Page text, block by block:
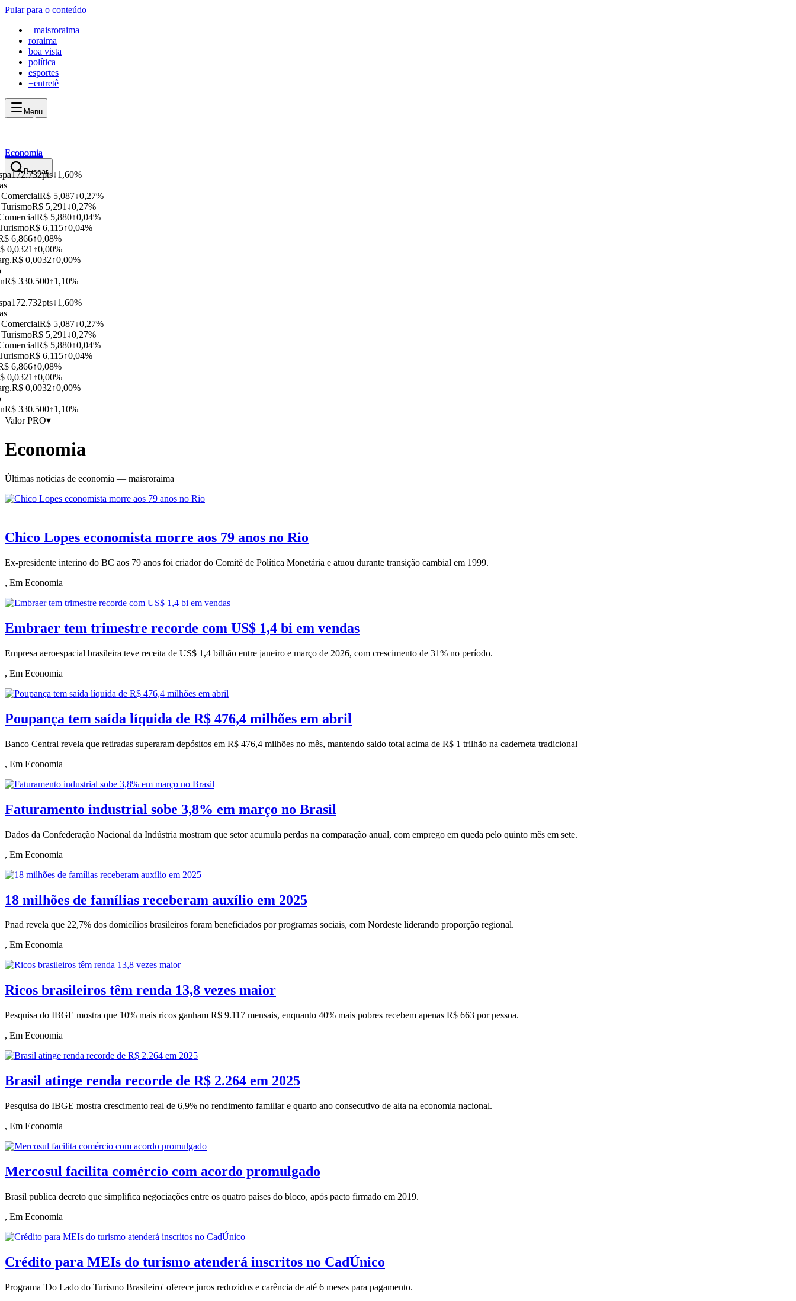
Pular para o conteúdo
+maisroraima
roraima
boa vista
política
esportes
+entretê
Menu
maisroraima
Economia
Buscar
Economia
172.732pts↓1,60%
R$ 5,087↓0,27%
R$ 5,291↓ 0,27%
R$ 5,880↑0,04%
R$ 6,115 ↑0,04%
6,866↑0,08%
0,0321↑ 0,00%
R$ 0,0032↑0,00%
R$ 330.500↑1,10%
172.732pts↓1,60%
R$ 5,087↓0,27%
R$ 5,291↓ 0,27%
R$ 5,880↑0,04%
R$ 6,115 ↑0,04%
6,866↑0,08%
0,0321↑ 0,00%
R$ 0,0032↑0,00%
R$ 330.500↑1,10%
Valor PRO▾
Economia
Últimas notícias de economia — maisroraima
Chico Lopes economista morre aos 79 anos no Rio
Ex-presidente interino do BC aos 79 anos foi criador do Comitê de Política Monetária e atuou durante transição cambial em 1999.
, Em Economia
Embraer tem trimestre recorde com US$ 1,4 bi em vendas
Empresa aeroespacial brasileira teve receita de US$ 1,4 bilhão entre janeiro e março de 2026, com crescimento de 31% no período.
, Em Economia
Poupança tem saída líquida de R$ 476,4 milhões em abril
Banco Central revela que retiradas superaram depósitos em R$ 476,4 milhões no mês, mantendo saldo total acima de R$ 1 trilhão na caderneta tradicional
, Em Economia
Faturamento industrial sobe 3,8% em março no Brasil
Dados da Confederação Nacional da Indústria mostram que setor acumula perdas na comparação anual, com emprego em queda pelo quinto mês em sete.
, Em Economia
18 milhões de famílias receberam auxílio em 2025
Pnad revela que 22,7% dos domicílios brasileiros foram beneficiados por programas sociais, com Nordeste liderando proporção regional.
, Em Economia
Ricos brasileiros têm renda 13,8 vezes maior
Pesquisa do IBGE mostra que 10% mais ricos ganham R$ 9.117 mensais, enquanto 40% mais pobres recebem apenas R$ 663 por pessoa.
, Em Economia
Brasil atinge renda recorde de R$ 2.264 em 2025
Pesquisa do IBGE mostra crescimento real de 6,9% no rendimento familiar e quarto ano consecutivo de alta na economia nacional.
, Em Economia
Mercosul facilita comércio com acordo promulgado
Brasil publica decreto que simplifica negociações entre os quatro países do bloco, após pacto firmado em 2019.
, Em Economia
Crédito para MEIs do turismo atenderá inscritos no CadÚnico
Programa 'Do Lado do Turismo Brasileiro' oferece juros reduzidos e carência de até 6 meses para pagamento.